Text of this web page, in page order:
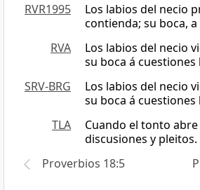
RVR1995
Los labios del necio
contienda; su boca,
RVA
Los labios del necio
su boca á cuestiones
SRV-BRG
Los labios del necio
su boca á cuestiones
TLA
Cuando el tonto abre
discusiones y pleitos.
Proverbios 18:5